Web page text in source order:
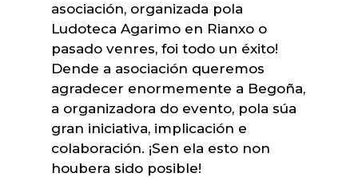
asociación, organizada pola
Ludoteca Agarimo en Rianxo o
pasado venres, foi todo un éxito!
Dende a asociación queremos
agradecer enormemente a Begoña,
a organizadora do evento, pola súa
gran iniciativa, implicación e
colaboración. ¡Sen ela esto non
houbera sido posible!